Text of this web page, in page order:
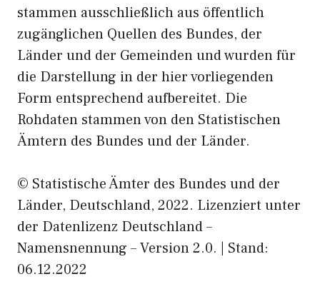
stammen ausschließlich aus öffentlich
zugänglichen Quellen des Bundes, der
Länder und der Gemeinden und wurden für
die Darstellung in der hier vorliegenden
Form entsprechend aufbereitet. Die
Rohdaten stammen von den Statistischen
Ämtern des Bundes und der Länder.
© Statistische Ämter des Bundes und der
Länder, Deutschland, 2022. Lizenziert unter
der Datenlizenz Deutschland –
Namensnennung – Version 2.0. | Stand:
06.12.2022